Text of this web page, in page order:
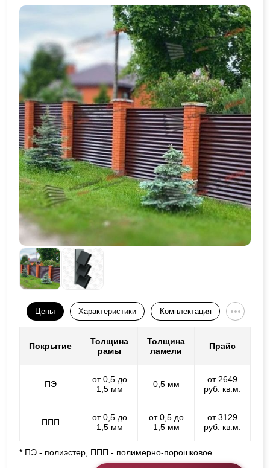
Цены Характеристики Комплектация
Покрытие
Толщина
рамы
Толщина
ламели
Прайс
ПЭ
от 0,5 до
1,5 мм
0,5 мм
от 2649
руб. кв.м.
ППП
от 0,5 до
1,5 мм
от 0,5 до
1,5 мм
от 3129
руб. кв.м.
* ПЭ - полиэстер, ППП - полимерно-порошковое